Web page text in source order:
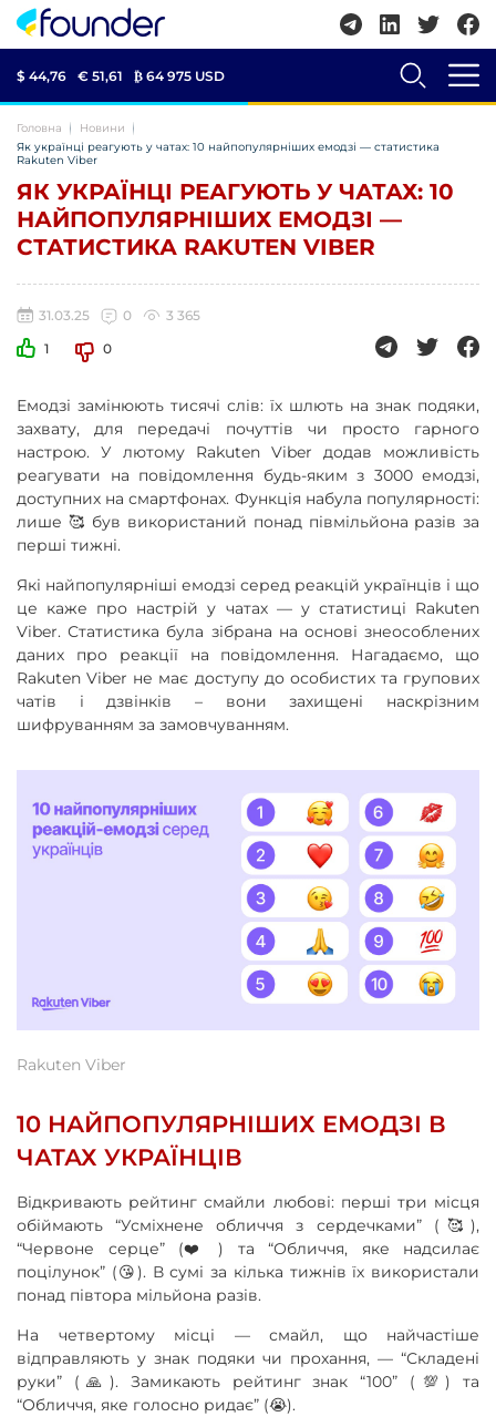
$ 44,76 € 51,61 ₿ 64 975 USD
Головна
Новини
Як українці реагують у чатах: 10 найпопулярніших емодзі — статистика
Rakuten Viber
ЯК УКРАЇНЦІ РЕАГУЮТЬ У ЧАТАХ: 10
НАЙПОПУЛЯРНІШИХ ЕМОДЗІ —
СТАТИСТИКА RAKUTEN VIBER
31.03.25 0
3 365
1
0
Емодзі замінюють тисячі слів: їх шлють на знак подяки,
захвату, для передачі почуттів чи просто гарного
настрою. У лютому Rakuten Viber додав можливість
реагувати на повідомлення будь-яким з 3000 емодзі,
доступних на смартфонах. Функція набула популярності:
лише 🥰 був використаний понад півмільйона разів за
перші тижні.
Які найпопулярніші емодзі серед реакцій українців і що
це каже про настрій у чатах — у статистиці Rakuten
Viber. Статистика була зібрана на основі знеособлених
даних про реакції на повідомлення. Нагадаємо, що
Rakuten Viber не має доступу до особистих та групових
чатів і дзвінків – вони захищені наскрізним
шифруванням за замовчуванням.
Rakuten Viber
10 НАЙПОПУЛЯРНІШИХ ЕМОДЗІ В
ЧАТАХ УКРАЇНЦІВ
Відкривають рейтинг смайли любові: перші три місця
обіймають “Усміхнене обличчя з сердечками” (🥰),
“Червоне серце” (❤️) та “Обличчя, яке надсилає
поцілунок” (😘). В сумі за кілька тижнів їх використали
понад півтора мільйона разів.
На четвертому місці — смайл, що найчастіше
відправляють у знак подяки чи прохання, — “Складені
руки” (🙏). Замикають рейтинг знак “100” (💯) та
“Обличчя, яке голосно ридає” (😭).